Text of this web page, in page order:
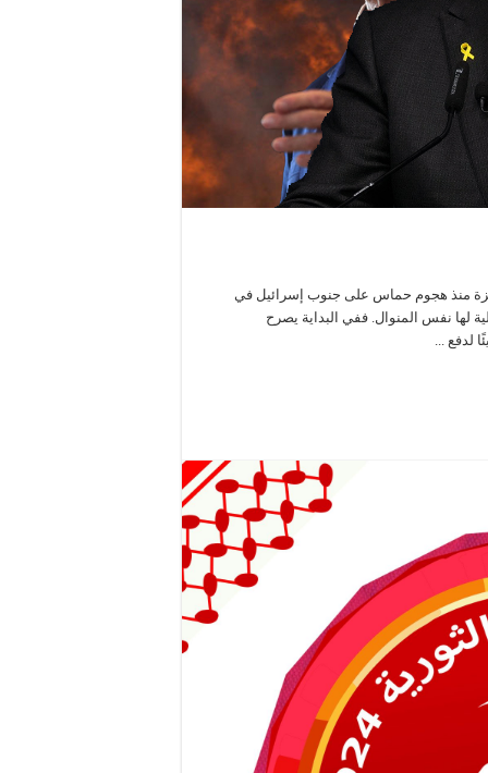
منذ هجوم حماس على جنوب إسرائيل في
العملية لها نفس المنوال. ففي البداية يصرح
لدفع ...